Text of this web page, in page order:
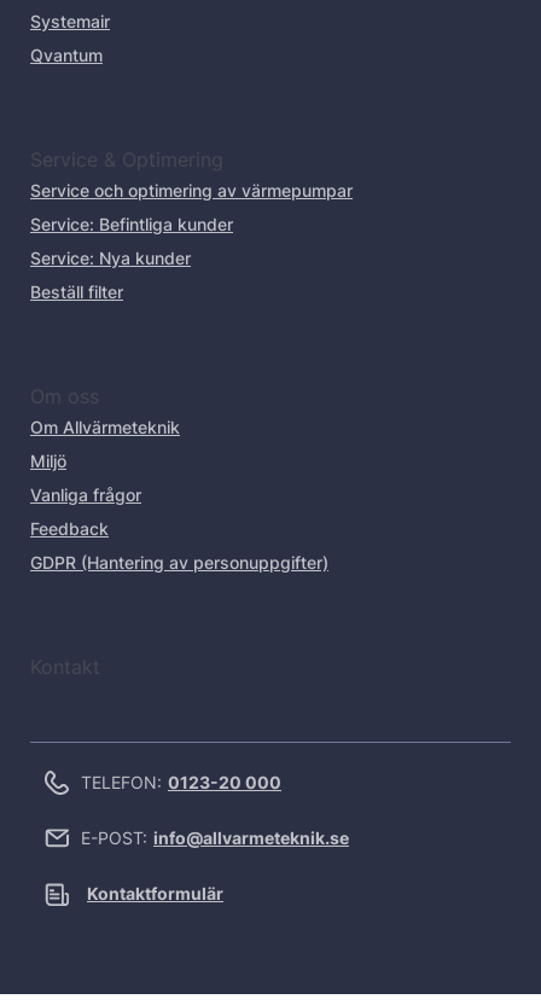
Systemair
Qvantum
Service & Optimering
Service och optimering av värmepumpar
Service: Befintliga kunder
Service: Nya kunder
Beställ filter
Om oss
Om Allvärmeteknik
Miljö
Vanliga frågor
Feedback
GDPR (Hantering av personuppgifter)
Kontakt
TELEFON: 0123-20 000
E-POST: info@allvarmeteknik.se
Kontaktformulär